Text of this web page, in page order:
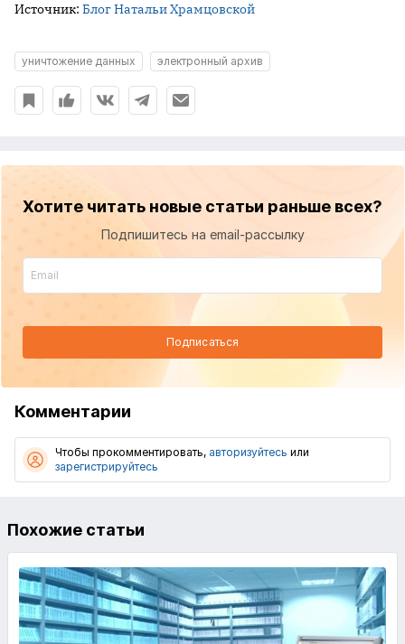
Источник: Блог Натальи Храмцовской
уничтожение данных электронный архив
Хотите читать новые статьи раньше всех?
Подпишитесь на email-рассылку
Подписаться
Комментарии
Чтобы прокомментировать, авторизуйтесь или
зарегистрируйтесь
Похожие статьи